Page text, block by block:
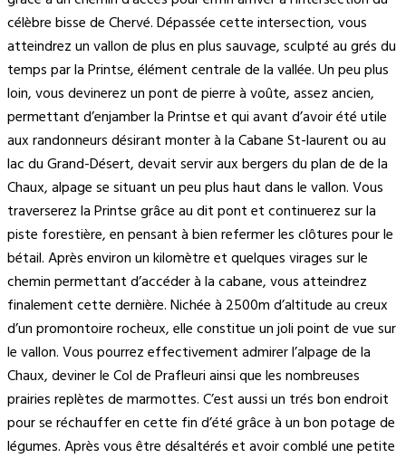
célèbre bisse de Chervé. Dépassée cette intersection, vous
atteindrez un vallon de plus en plus sauvage, sculpté au grés du
temps par la Printse, élément centrale de la vallée. Un peu plus
loin, vous devinerez un pont de pierre à voûte, assez ancien,
permettant d’enjamber la Printse et qui avant d’avoir été utile
aux randonneurs désirant monter à la Cabane St-laurent ou au
lac du Grand-Désert, devait servir aux bergers du plan de de la
Chaux, alpage se situant un peu plus haut dans le vallon. Vous
traverserez la Printse grâce au dit pont et continuerez sur la
piste forestière, en pensant à bien refermer les clôtures pour le
bétail. Après environ un kilomètre et quelques virages sur le
chemin permettant d’accéder à la cabane, vous atteindrez
finalement cette dernière. Nichée à 2500m d’altitude au creux
d’un promontoire rocheux, elle constitue un joli point de vue sur
le vallon. Vous pourrez effectivement admirer l’alpage de la
Chaux, deviner le Col de Prafleuri ainsi que les nombreuses
prairies replètes de marmottes. C’est aussi un trés bon endroit
pour se réchauffer en cette fin d’été grâce à un bon potage de
légumes. Après vous être désaltérés et avoir comblé une petite